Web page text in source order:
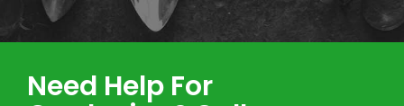
Need Help For